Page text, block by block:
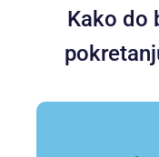
Kako do